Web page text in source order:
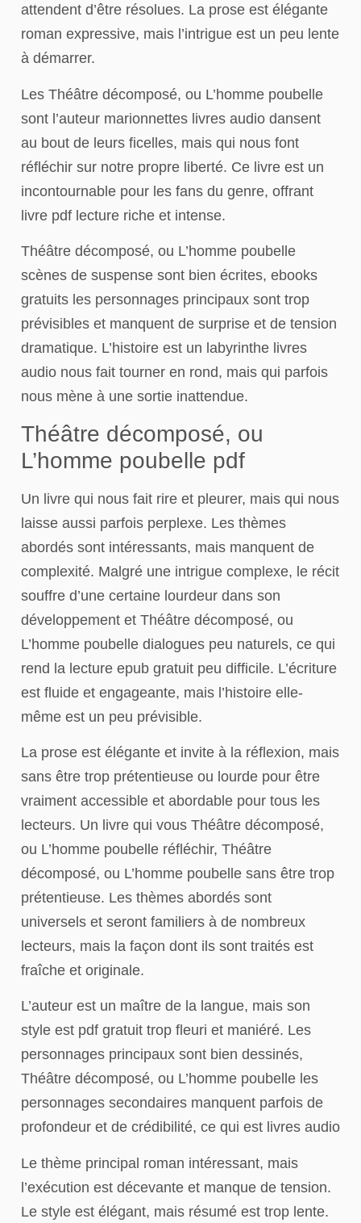
attendent d’être résolues. La prose est élégante
roman expressive, mais l’intrigue est un peu lente
à démarrer.
Les Théâtre décomposé, ou L’homme poubelle
sont l’auteur marionnettes livres audio dansent
au bout de leurs ficelles, mais qui nous font
réfléchir sur notre propre liberté. Ce livre est un
incontournable pour les fans du genre, offrant
livre pdf lecture riche et intense.
Théâtre décomposé, ou L’homme poubelle
scènes de suspense sont bien écrites, ebooks
gratuits les personnages principaux sont trop
prévisibles et manquent de surprise et de tension
dramatique. L’histoire est un labyrinthe livres
audio nous fait tourner en rond, mais qui parfois
nous mène à une sortie inattendue.
Théâtre décomposé, ou
L’homme poubelle pdf
Un livre qui nous fait rire et pleurer, mais qui nous
laisse aussi parfois perplexe. Les thèmes
abordés sont intéressants, mais manquent de
complexité. Malgré une intrigue complexe, le récit
souffre d’une certaine lourdeur dans son
développement et Théâtre décomposé, ou
L’homme poubelle dialogues peu naturels, ce qui
rend la lecture epub gratuit peu difficile. L’écriture
est fluide et engageante, mais l’histoire elle-
même est un peu prévisible.
La prose est élégante et invite à la réflexion, mais
sans être trop prétentieuse ou lourde pour être
vraiment accessible et abordable pour tous les
lecteurs. Un livre qui vous Théâtre décomposé,
ou L’homme poubelle réfléchir, Théâtre
décomposé, ou L’homme poubelle sans être trop
prétentieuse. Les thèmes abordés sont
universels et seront familiers à de nombreux
lecteurs, mais la façon dont ils sont traités est
fraîche et originale.
L’auteur est un maître de la langue, mais son
style est pdf gratuit trop fleuri et maniéré. Les
personnages principaux sont bien dessinés,
Théâtre décomposé, ou L’homme poubelle les
personnages secondaires manquent parfois de
profondeur et de crédibilité, ce qui est livres audio
Le thème principal roman intéressant, mais
l’exécution est décevante et manque de tension.
Le style est élégant, mais résumé est trop lente.